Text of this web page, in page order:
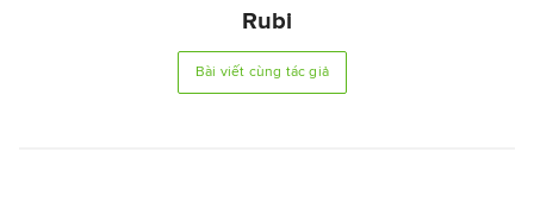
Rubi
Bài viết cùng tác giả